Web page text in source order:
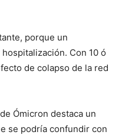
porque un
Con 10 ó
de colapso de la red
Ómicron destaca un
se podría confundir con